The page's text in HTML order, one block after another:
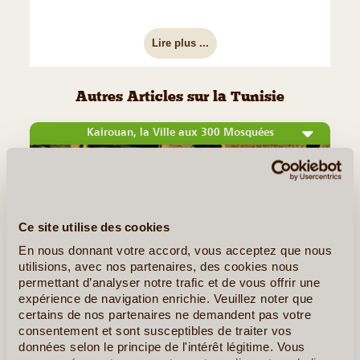
Ce site utilise des cookies
En nous donnant votre accord, vous acceptez que nous
utilisions, avec nos partenaires, des cookies nous
permettant d’analyser notre trafic et de vous offrir une
expérience de navigation enrichie. Veuillez noter que
certains de nos partenaires ne demandent pas votre
consentement et sont susceptibles de traiter vos
données selon le principe de l'intérêt légitime. Vous
Lire plus ...
Autres Articles sur la Tunisie
Kairouan, la Ville aux 300 Mosquées